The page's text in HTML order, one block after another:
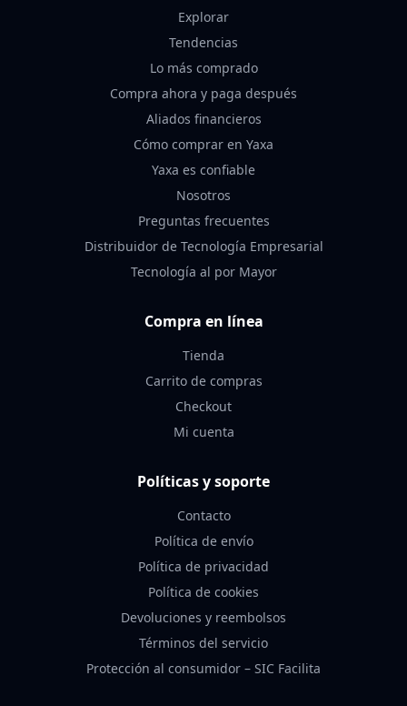
Explorar
Tendencias
Lo más comprado
Compra ahora y paga después
Aliados financieros
Cómo comprar en Yaxa
Yaxa es confiable
Nosotros
Preguntas frecuentes
Distribuidor de Tecnología Empresarial
Tecnología al por Mayor
Compra en línea
Tienda
Carrito de compras
Checkout
Mi cuenta
Políticas y soporte
Contacto
Política de envío
Política de privacidad
Política de cookies
Devoluciones y reembolsos
Términos del servicio
Protección al consumidor – SIC Facilita